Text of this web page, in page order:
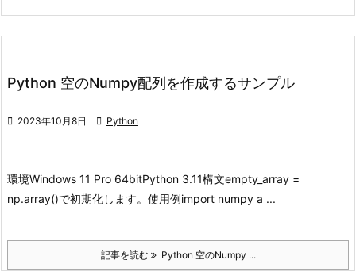
Python 空のNumpy配列を作成するサンプル
 2023年10月8日  Python
環境Windows 11 Pro 64bitPython 3.11構文empty_array =
np.array()で初期化します。 使用例import numpy a ...
記事を読む Python 空のNumpy ...